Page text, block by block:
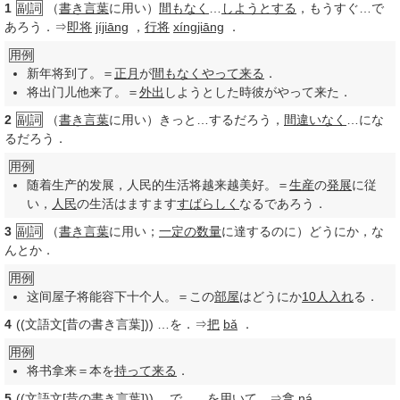
1 副詞 （書き言葉に用い） 間もなく しようとする ，もうすぐ…で
あろう．⇒即将 jíjiāng ， 行将 xíngjiāng ．
用例
新年将到了。＝正月が間もなく やって来る ．
将出门儿他来了。＝外出 しようとした時彼がやって来た．
2 副詞 （書き言葉に用い）きっと…するだろう， 間違いなく
…にな
るだろう．
用例
随着生产的发展，人民的生活将越来越美好。＝生産の発展に従
い， 人民の生活はますますすばらしく なるであろう．
3 副詞 （書き言葉に用い； 一定の数量に達するのに）どうにか，な
んとか．
用例
这间屋子将能容下十个人。＝この部屋はどうにか10人入れる．
4 ((文語文[昔の書き言葉])) …を．⇒把 bǎ ．
用例
将书拿来＝本を持って来る ．